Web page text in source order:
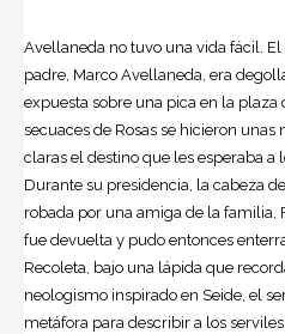
Avellaneda no tuvo una vida fácil.
padre, Marco Avellaneda, era
expuesta sobre una pica en la plaza
secuaces de Rosas se hicieron
claras el destino que les esperaba a
Durante su presidencia, la cabeza
robada por una amiga de la familia,
fue devuelta y pudo entonces
Recoleta, bajo una lápida que
neologismo inspirado en Seide, el
metáfora para describir a los